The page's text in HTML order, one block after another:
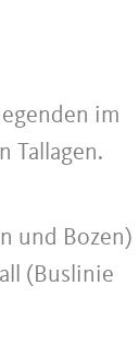
im
Tallagen.
und Bozen)
(Buslinie